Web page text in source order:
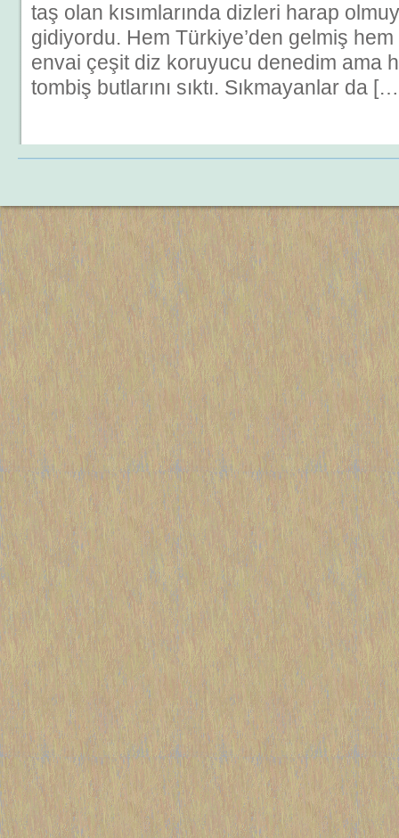
taş olan kısımlarında dizleri harap
gidiyordu. Hem Türkiye’den gelmiş hem
envai çeşit diz koruyucu denedim ama
tombiş butlarını sıktı. Sıkmayanlar da